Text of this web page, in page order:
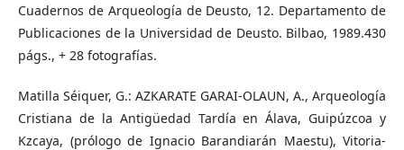
Cuadernos de Arqueología de Deusto, 12. Departamento de
Publicaciones de la Universidad de Deusto. Bilbao, 1989.430
págs., + 28 fotografías.
Matilla Séiquer, G.: AZKARATE GARAI-OLAUN, A., Arqueología
Cristiana de la Antigüedad Tardía en Álava, Guipúzcoa y
Kzcaya, (prólogo de Ignacio Barandiarán Maestu), Vitoria-